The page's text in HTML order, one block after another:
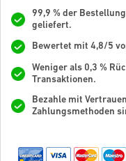
99,9 % der
geliefert.
Bewertet mit 4,8/5
Weniger als 0,3 %
Transaktionen.
Bezahle mit
Zahlungsmethoden